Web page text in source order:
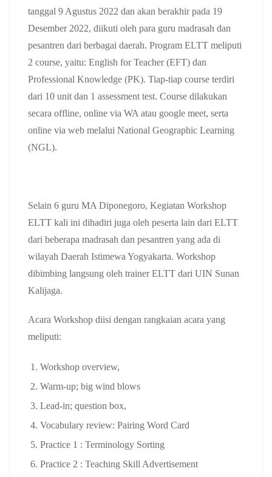
tanggal 9 Agustus 2022 dan akan berakhir pada 19
Desember 2022, diikuti oleh para guru madrasah dan
pesantren dari berbagai daerah. Program ELTT meliputi
2 course, yaitu: English for Teacher (EFT) dan
Professional Knowledge (PK). Tiap-tiap course terdiri
dari 10 unit dan 1 assessment test. Course dilakukan
secara offline, online via WA atau google meet, serta
online via web melalui National Geographic Learning
(NGL).
Selain 6 guru MA Diponegoro, Kegiatan Workshop
ELTT kali ini dihadiri juga oleh peserta lain dari ELTT
dari beberapa madrasah dan pesantren yang ada di
wilayah Daerah Istimewa Yogyakarta. Workshop
dibimbing langsung oleh trainer ELTT dari UIN Sunan
Kalijaga.
Acara Workshop diisi dengan rangkaian acara yang
meliputi:
Workshop overview,
Warm-up; big wind blows
Lead-in; question box,
Vocabulary review: Pairing Word Card
Practice 1 : Terminology Sorting
Practice 2 : Teaching Skill Advertisement